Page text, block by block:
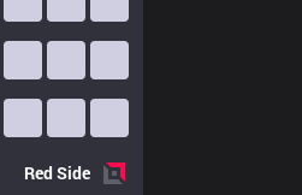
RedSide